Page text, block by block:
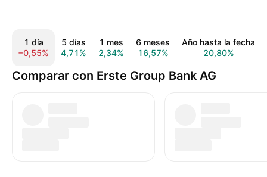
1 día
−0,55%
5 días
4,71%
1 mes
2,34%
6 meses
16,57%
Año hasta la fecha
20,80%
Comparar con Erste Group Bank AG